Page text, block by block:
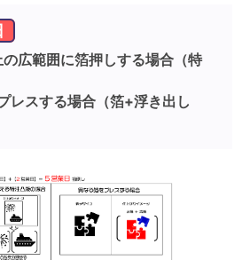
広範囲に箔押しする場合（特
レスする場合（箔+浮き出し